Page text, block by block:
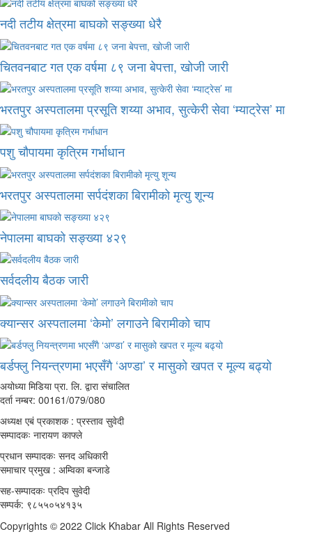
नदी तटीय क्षेत्रमा बाघको सङ्ख्या धेरै
चितवनबाट गत एक वर्षमा ८९ जना बेपत्ता, खोजी जारी
भरतपुर अस्पतालमा प्रसूति शय्या अभाव, सुत्केरी सेवा ‘म्याट्रेस’ मा
पशु चौपायमा कृत्रिम गर्भाधान
भरतपुर अस्पतालमा सर्पदंशका बिरामीको मृत्यु शून्य
नेपालमा बाघको सङ्ख्या ४२९
सर्वदलीय बैठक जारी
क्यान्सर अस्पतालमा ‘केमो’ लगाउने बिरामीको चाप
बर्डफ्लु नियन्त्रणमा भएसँगै ‘अण्डा’ र मासुको खपत र मूल्य बढ्यो
अयोध्या मिडिया प्रा. लि. द्वारा संचालित
दर्ता नम्बर: 00161/079/080
अध्यक्ष एबं प्रकाशक : प्रस्ताव सुवेदी
सम्पादकः नारायण काफ्ले
प्रधान सम्पादकः सनद अधिकारी
समाचार प्रमुख : अम्विका बन्जाडे
सह-सम्पादकः प्रदिप सुवेदी
सम्पर्क: ९८५५०५४१३५
Copyrights © 2022 Click Khabar All Rights Reserved